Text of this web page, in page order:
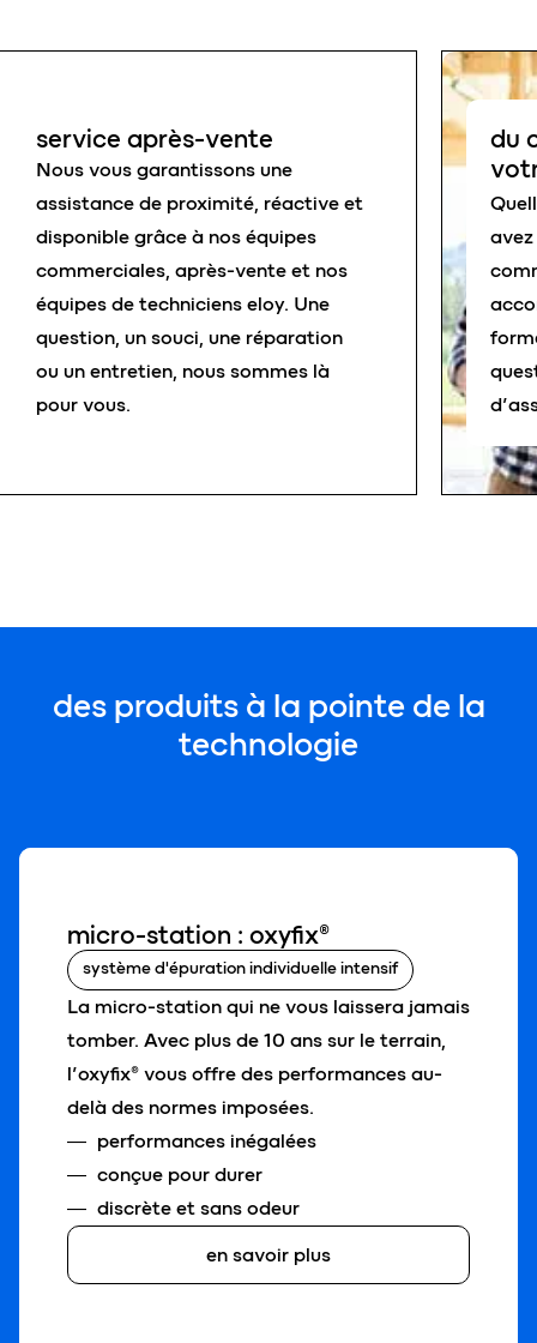
service après-vente
Nous vous garantissons une
assistance de proximité, réactive et
disponible grâce à nos équipes
commerciales, après-vente et nos
équipes de techniciens eloy. Une
question, un souci, une réparation
ou un entretien, nous sommes là
pour vous.
du
des produitsà la pointe de la
technologie
micro-station : oxyfix®
système d'épuration individuelle intensif
La micro-station qui ne vous laissera jamais
tomber. Avec plus de 10 ans sur le terrain,
l’oxyfix® vous offre des performances au-
delà des normes imposées.
performances inégalées
conçue pour durer
discrète et sans odeur
en savoir plus